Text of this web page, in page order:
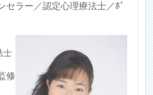
セラー／認定心理療法士／ﾎﾞ
士
修